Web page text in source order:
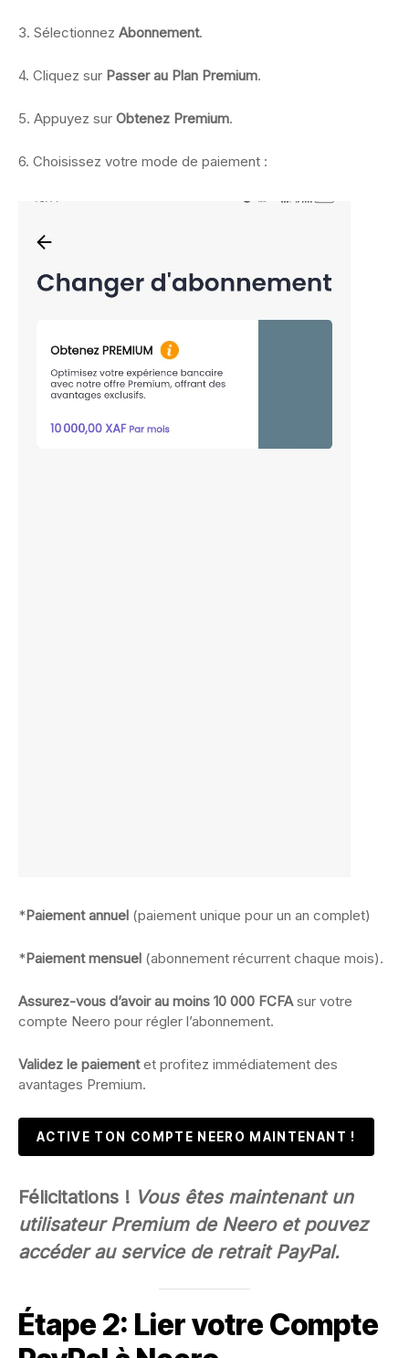
3. Sélectionnez Abonnement.
4. Cliquez sur Passer au Plan Premium.
5. Appuyez sur Obtenez Premium.
6. Choisissez votre mode de paiement :
*Paiement annuel (paiement unique pour un an complet)
*Paiement mensuel (abonnement récurrent chaque mois).
Assurez-vous d’avoir au moins 10 000 FCFAsur votre
compte Neero pour régler l’abonnement.
Validez le paiementet profitez immédiatement des
avantages Premium.
ACTIVE TON COMPTE NEERO MAINTENANT !
Félicitations ! Vous êtes maintenant un
utilisateur Premium de Neero et pouvez
accéder au service de retrait PayPal.
Étape 2: Lier votre Compte